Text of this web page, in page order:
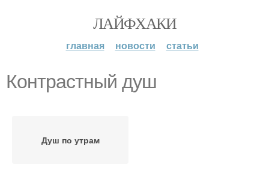
ЛАЙФХАКИ
главная новости статьи
Контрастный душ
Душ по утрам